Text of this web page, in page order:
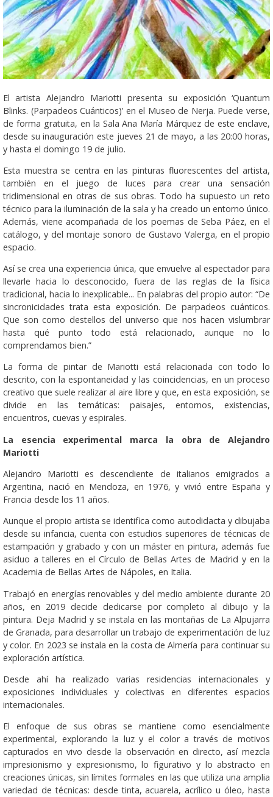
El artista Alejandro Mariotti presenta su exposición ‘Quantum
Blinks. (Parpadeos Cuánticos)’ en el Museo de Nerja. Puede verse,
de forma gratuita, en la Sala Ana María Márquez de este enclave,
desde su inauguración este jueves 21 de mayo, a las 20:00 horas,
y hasta el domingo 19 de julio.
Esta muestra se centra en las pinturas fluorescentes del artista,
también en el juego de luces para crear una sensación
tridimensional en otras de sus obras. Todo ha supuesto un reto
técnico para la iluminación de la sala y ha creado un entorno único.
Además, viene acompañada de los poemas de Seba Páez, en el
catálogo, y del montaje sonoro de Gustavo Valerga, en el propio
espacio.
Así se crea una experiencia única, que envuelve al espectador para
llevarle hacia lo desconocido, fuera de las reglas de la física
tradicional, hacia lo inexplicable... En palabras del propio autor: “De
sincronicidades trata esta exposición. De parpadeos cuánticos.
Que son como destellos del universo que nos hacen vislumbrar
hasta qué punto todo está relacionado, aunque no lo
comprendamos bien.”
La forma de pintar de Mariotti está relacionada con todo lo
descrito, con la espontaneidad y las coincidencias, en un proceso
creativo que suele realizar al aire libre y que, en esta exposición, se
divide en las temáticas: paisajes, entornos, existencias,
encuentros, cuevas y espirales.
La esencia experimental marca la obra de Alejandro
Mariotti
Alejandro Mariotti es descendiente de italianos emigrados a
Argentina, nació en Mendoza, en 1976, y vivió entre España y
Francia desde los 11 años.
Aunque el propio artista se identifica como autodidacta y dibujaba
desde su infancia, cuenta con estudios superiores de técnicas de
estampación y grabado y con un máster en pintura, además fue
asiduo a talleres en el Círculo de Bellas Artes de Madrid y en la
Academia de Bellas Artes de Nápoles, en Italia.
Trabajó en energías renovables y del medio ambiente durante 20
años, en 2019 decide dedicarse por completo al dibujo y la
pintura. Deja Madrid y se instala en las montañas de La Alpujarra
de Granada, para desarrollar un trabajo de experimentación de luz
y color. En 2023 se instala en la costa de Almería para continuar su
exploración artística.
Desde ahí ha realizado varias residencias internacionales y
exposiciones individuales y colectivas en diferentes espacios
internacionales.
El enfoque de sus obras se mantiene como esencialmente
experimental, explorando la luz y el color a través de motivos
capturados en vivo desde la observación en directo, así mezcla
impresionismo y expresionismo, lo figurativo y lo abstracto en
creaciones únicas, sin límites formales en las que utiliza una amplia
variedad de técnicas: desde tinta, acuarela, acrílico u óleo, hasta